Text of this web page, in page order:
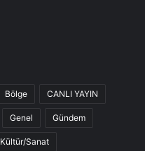
Bölge CANLI YAYIN
Genel Gündem
Kültür/Sanat